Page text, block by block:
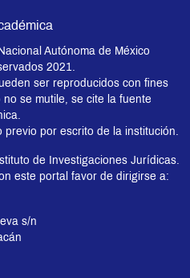
Autónoma de México
2021.
ser reproducidos con fines
se mutile, se cite la fuente
previo por escrito de la institución.
de Investigaciones Jurídicas.
este portal favor de dirigirse a:
s/n